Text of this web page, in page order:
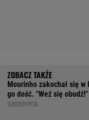
Mourinho zakochał się
go dość. "Weź się obudź!"
SUBSKRYPCJA